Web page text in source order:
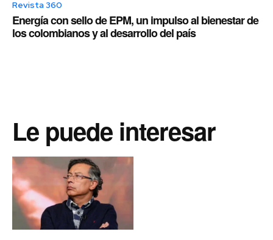
Revista 360
Energía con sello de EPM, un impulso al bienestar de
los colombianos y al desarrollo del país
Le puede interesar